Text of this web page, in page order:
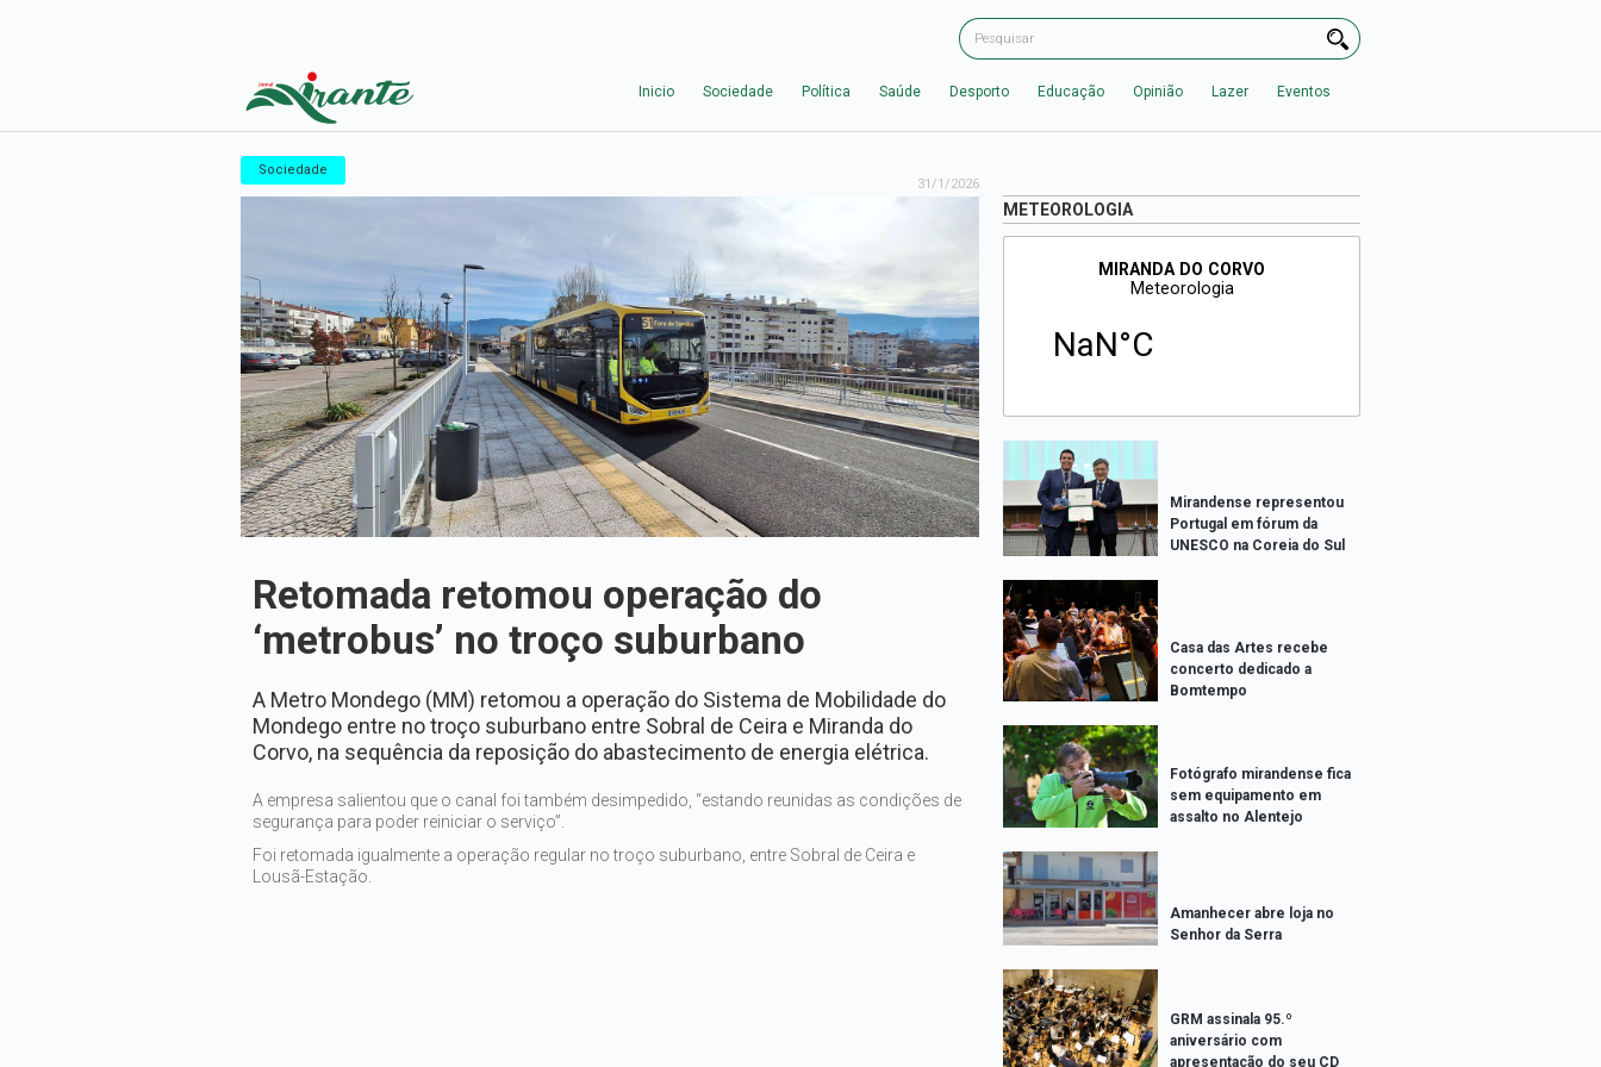
Inicio Sociedade Política Saúde Desporto Educação Opinião Lazer Eventos
Sociedade
31/1/2026
Retomada retomou operação do
‘metrobus’ no troço suburbano
A Metro Mondego (MM) retomou a operação do Sistema de Mobilidade do
Mondego entre no troço suburbano entre Sobral de Ceira e Miranda do
Corvo, na sequência da reposição do abastecimento de energia elétrica.
A empresa salientou que o canal foi também desimpedido, “estando reunidas as condições de
segurança para poder reiniciar o serviço”.
Foi retomada igualmente a operação regular no troço suburbano, entre Sobral de Ceira e
Lousã-Estação.
METEOROLOGIA
Mirandense representou
Portugal em fórum da
UNESCO na Coreia do Sul
Casa das Artes recebe
concerto dedicado a
Bomtempo
Fotógrafo mirandense fica
sem equipamento em
assalto no Alentejo
Amanhecer abre loja no
Senhor da Serra
GRM assinala 95.º
aniversário com
apresentação do seu CD